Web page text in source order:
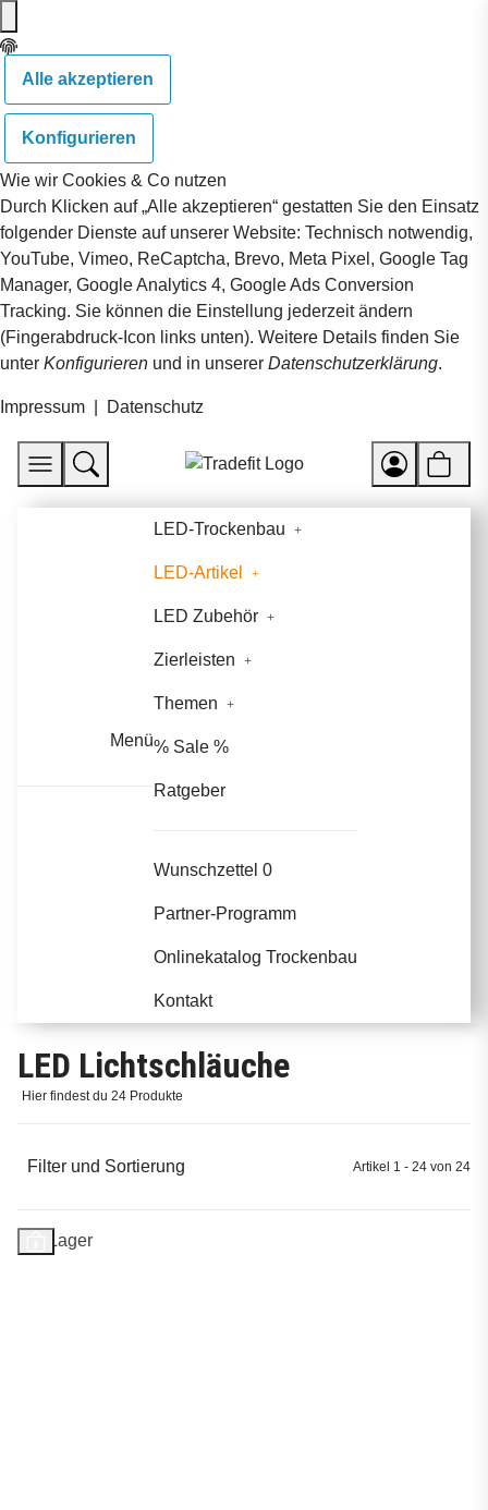
Alle akzeptieren
Konfigurieren
Wie wir Cookies & Co nutzen
Durch Klicken auf „Alle akzeptieren“ gestatten Sie den Einsatz
folgender Dienste auf unserer Website: Technisch notwendig,
YouTube, Vimeo, ReCaptcha, Brevo, Meta Pixel, Google Tag
Manager, Google Analytics 4, Google Ads Conversion
Tracking. Sie können die Einstellung jederzeit ändern
(Fingerabdruck-Icon links unten). Weitere Details finden Sie
unter Konfigurieren und in unserer Datenschutzerklärung.
Impressum Datenschutz
Menü
LED-Trockenbau
LED-Artikel
LED Zubehör
Zierleisten
Themen
% Sale %
Ratgeber
Wunschzettel 0
Partner-Programm
Onlinekatalog Trockenbau
Kontakt
LED Lichtschläuche
Hier findest du 24 Produkte
Filter und Sortierung Artikel 1 - 24 von 24
Auf Lager